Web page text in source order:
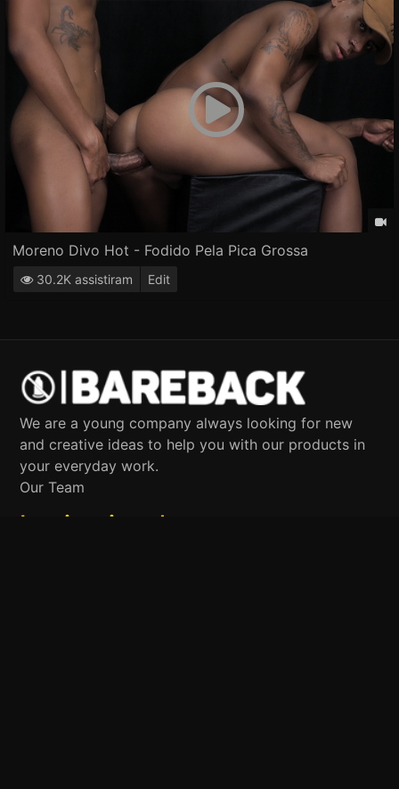
Moreno Divo Hot - Fodido Pela Pica Grossa
30.2K assistiram Edit
We are a young company always looking for new
and creative ideas to help you with our products in
your everyday work.
Our Team
Institucional